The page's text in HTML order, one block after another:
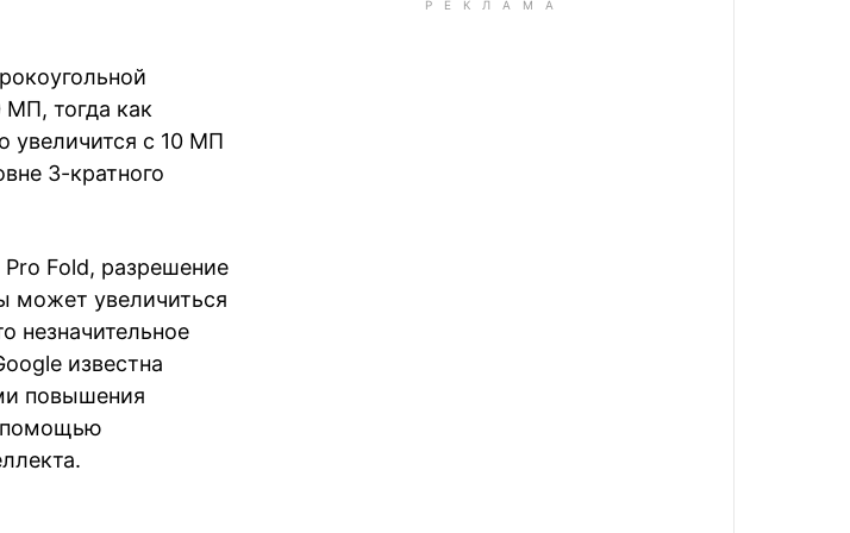
тогда как
увеличится с 10 МП
3-кратного
Pro Fold, разрешение
может увеличиться
незначительное
известна
повышения
помощью